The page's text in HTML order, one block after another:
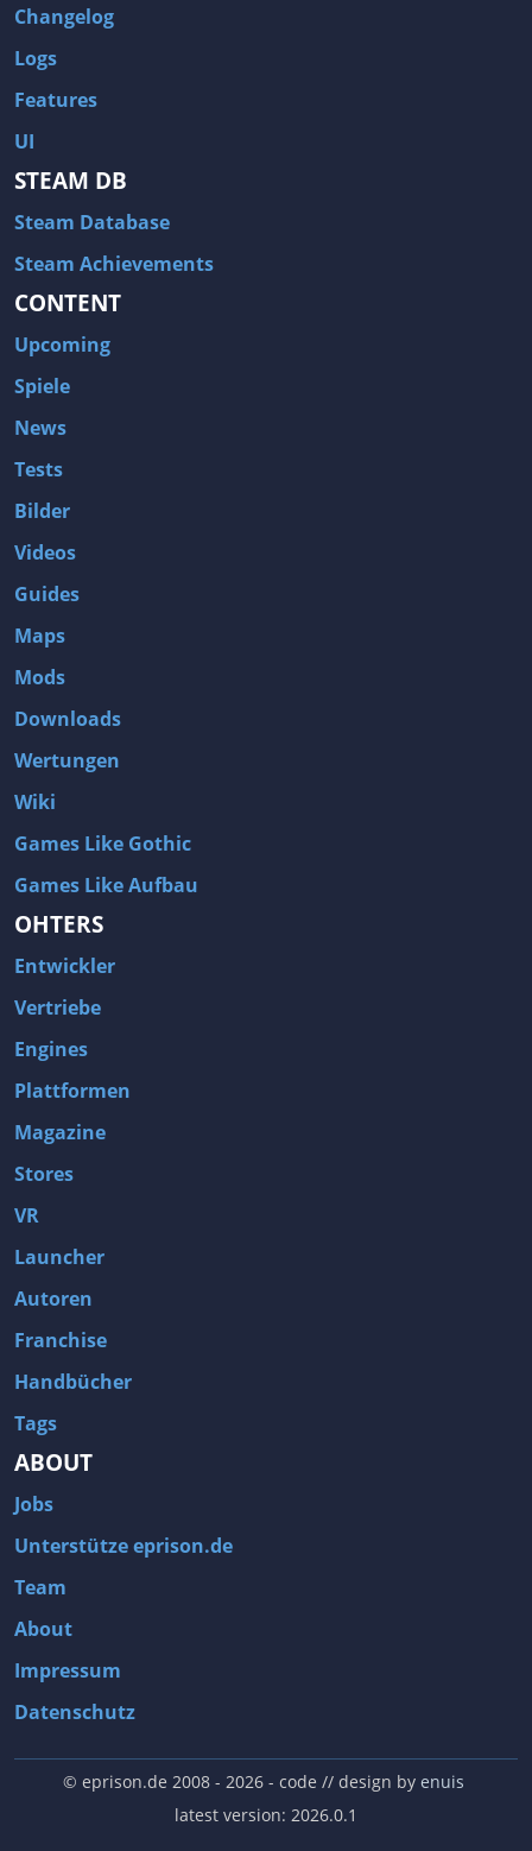
Changelog
Logs
Features
UI
STEAM DB
Steam Database
Steam Achievements
CONTENT
Upcoming
Spiele
News
Tests
Bilder
Videos
Guides
Maps
Mods
Downloads
Wertungen
Wiki
Games Like Gothic
Games Like Aufbau
OHTERS
Entwickler
Vertriebe
Engines
Plattformen
Magazine
Stores
VR
Launcher
Autoren
Franchise
Handbücher
Tags
ABOUT
Jobs
Unterstütze eprison.de
Team
About
Impressum
Datenschutz
© eprison.de 2008 - 2026- code // design by enuis
latest version: 2026.0.1